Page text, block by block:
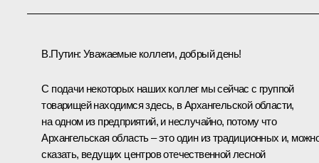
В.Путин: Уважаемые коллеги, добрый день!
С подачи некоторых наших коллег мы сейчас с группой
товарищей находимся здесь, в Архангельской области,
на одном из предприятий, и неслучайно, потому что
Архангельская область – это один из традиционных и,
сказать, ведущих центров отечественной лесной